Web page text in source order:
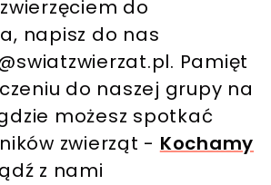
do
napisz do nas
. Pamięt
do naszej grupy na
możesz spotkać
zwierząt - Kochamy
z nami